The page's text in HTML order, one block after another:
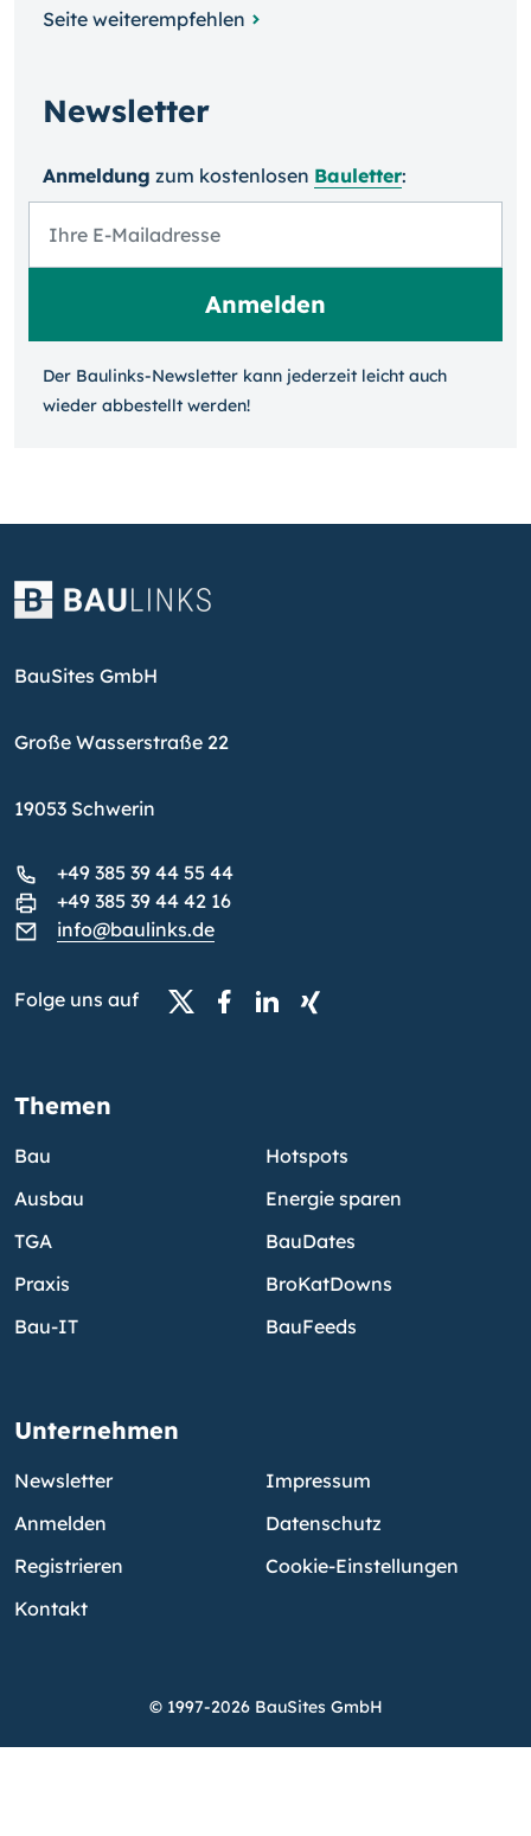
Seite weiterempfehlen
Newsletter
Anmeldung zum kosten­losen Bauletter:
Der Baulinks-Newsletter kann jeder­zeit leicht auch
wieder ab­bestellt werden!
BauSites GmbH
Große Wasserstraße 22
19053 Schwerin
+49 385 39 44 55 44
+49 385 39 44 42 16
info@baulinks.de
Folge uns auf
Themen
Bau
Ausbau
TGA
Praxis
Bau-IT
Hotspots
Energie sparen
BauDates
BroKatDowns
BauFeeds
Unternehmen
Newsletter
Anmelden
Registrieren
Kontakt
Impressum
Datenschutz
Cookie-Einstellungen
© 1997-2026 BauSites GmbH